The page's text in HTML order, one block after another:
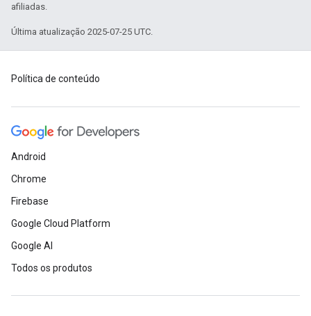
afiliadas.
Última atualização 2025-07-25 UTC.
Política de conteúdo
Android
Chrome
Firebase
Google Cloud Platform
Google AI
Todos os produtos